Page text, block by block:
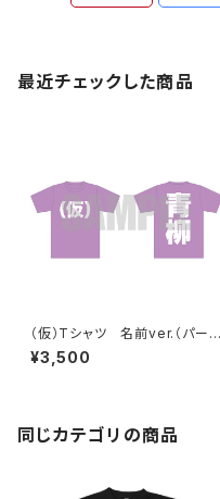
最近チェックした商品
（仮）Tシャツ 名前ver.（パープ
ル）
¥3,500
同じカテゴリの商品